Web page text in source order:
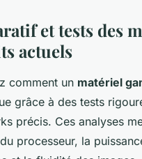
et tests des
actuels
comment un matériel
grâce à des tests
précis. Ces analyses
processeur, la